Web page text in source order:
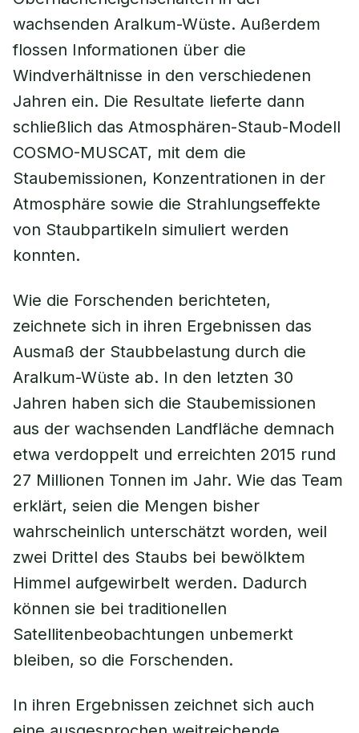
wachsenden Aralkum-Wüste. Außerdem
flossen Informationen über die
Windverhältnisse in den verschiedenen
Jahren ein. Die Resultate lieferte dann
schließlich das Atmosphären-Staub-Modell
COSMO-MUSCAT, mit dem die
Staubemissionen, Konzentrationen in der
Atmosphäre sowie die Strahlungseffekte
von Staubpartikeln simuliert werden
konnten.
Wie die Forschenden berichteten,
zeichnete sich in ihren Ergebnissen das
Ausmaß der Staubbelastung durch die
Aralkum-Wüste ab. In den letzten 30
Jahren haben sich die Staubemissionen
aus der wachsenden Landfläche demnach
etwa verdoppelt und erreichten 2015 rund
27 Millionen Tonnen im Jahr. Wie das Team
erklärt, seien die Mengen bisher
wahrscheinlich unterschätzt worden, weil
zwei Drittel des Staubs bei bewölktem
Himmel aufgewirbelt werden. Dadurch
können sie bei traditionellen
Satellitenbeobachtungen unbemerkt
bleiben, so die Forschenden.
In ihren Ergebnissen zeichnet sich auch